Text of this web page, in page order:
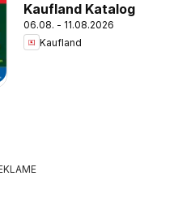
Kaufland Katalog
06.08. - 11.08.2026
Kaufland